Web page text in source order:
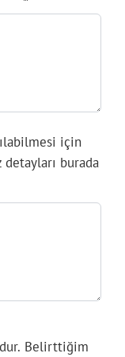
için
burada
Belirttiğim